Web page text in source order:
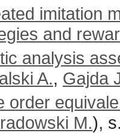
imitation
and
analysis
A., Gajda
order
M.),